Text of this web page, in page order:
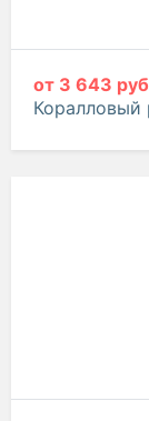
от 3 643
Коралловый